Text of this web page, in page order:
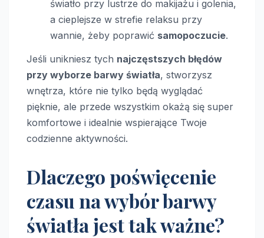
światło przy lustrze do makijażu i golenia,
a cieplejsze w strefie relaksu przy
wannie, żeby poprawić samopoczucie.
Jeśli unikniesz tych najczęstszych błędów
przy wyborze barwy światła, stworzysz
wnętrza, które nie tylko będą wyglądać
pięknie, ale przede wszystkim okażą się super
komfortowe i idealnie wspierające Twoje
codzienne aktywności.
Dlaczego poświęcenie
czasu na wybór barwy
światła jest tak ważne?